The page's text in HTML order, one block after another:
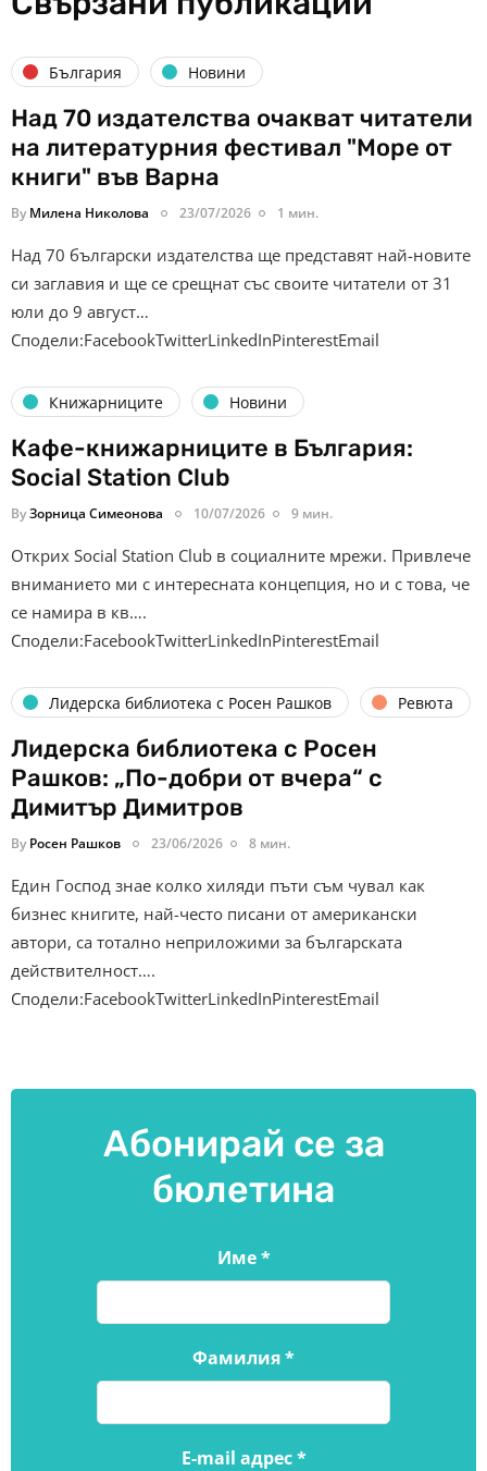
България Новини
Над 70 издателства очакват читатели
на литературния фестивал "Море от
книги" във Варна
By Милена Николова 23/07/2026 1 мин.
Над 70 български издателства ще представят най-новите
си заглавия и ще се срещнат със своите читатели от 31
юли до 9 август…
Сподели:FacebookTwitterLinkedInPinterestEmail
Книжарниците Новини
Кафе-книжарниците в България:
Social Station Club
ByЗорница Симеонова 10/07/2026 9 мин.
Открих Social Station Club в социалните мрежи. Привлече
вниманието ми с интересната концепция, но и с това, че
се намира в кв….
Сподели:FacebookTwitterLinkedInPinterestEmail
Лидерска библиотека с Росен Рашков Ревюта
Лидерска библиотека с Росен
Рашков: „По-добри от вчера“ с
Димитър Димитров
By Росен Рашков 23/06/2026 8 мин.
Един Господ знае колко хиляди пъти съм чувал как
бизнес книгите, най-често писани от американски
автори, са тотално неприложими за българската
действителност….
Сподели:FacebookTwitterLinkedInPinterestEmail
Абонирай се за
бюлетина
Име*
Фамилия*
E-mail адрес*